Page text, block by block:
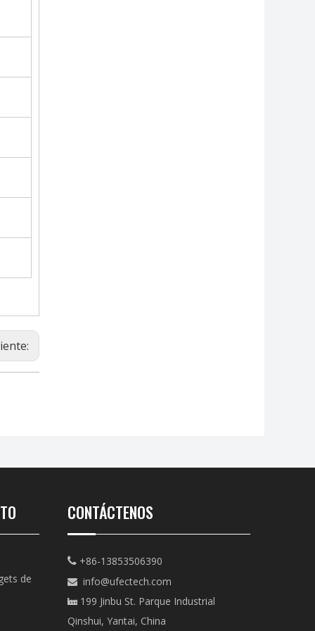
de
CONTÁCTENOS
 +86-13853506390
 info@ufectech.com
 199 Jinbu St. Parque Industrial
Qinshui, Yantai, China